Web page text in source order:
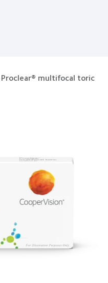
Proclear® multifocal toric